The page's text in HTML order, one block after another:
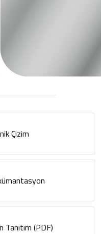
Çizim
Tanıtım (PDF)